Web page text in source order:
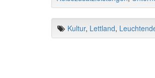
Kultur, Lettland,